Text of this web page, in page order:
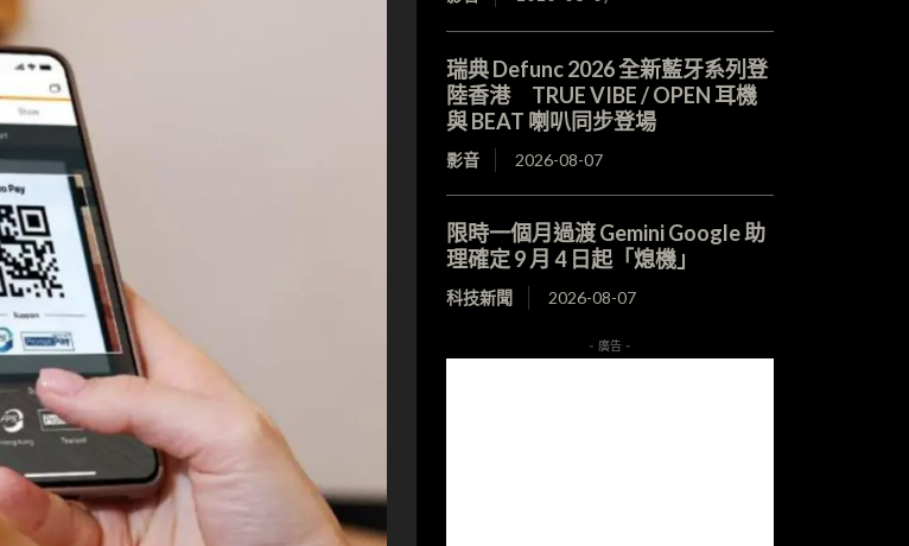
瑞典 Defunc 2026 全新藍牙系列登
陸香港 TRUE VIBE / OPEN 耳機
與 BEAT 喇叭同步登場
影音 2026-08-07
限時一個月過渡 Gemini Google 助
理確定 9 月 4 日起「熄機」
科技新聞 2026-08-07
- 廣告 -